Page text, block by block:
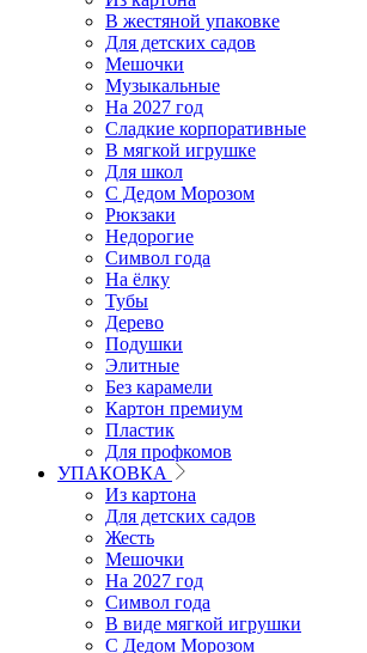
В жестяной упаковке
Для детских садов
Мешочки
Музыкальные
На 2027 год
Сладкие корпоративные
В мягкой игрушке
Для школ
С Дедом Морозом
Рюкзаки
Недорогие
Символ года
На ёлку
Тубы
Дерево
Подушки
Элитные
Без карамели
Картон премиум
Пластик
Для профкомов
УПАКОВКА
Из картона
Для детских садов
Жесть
Мешочки
На 2027 год
Символ года
В виде мягкой игрушки
С Дедом Морозом